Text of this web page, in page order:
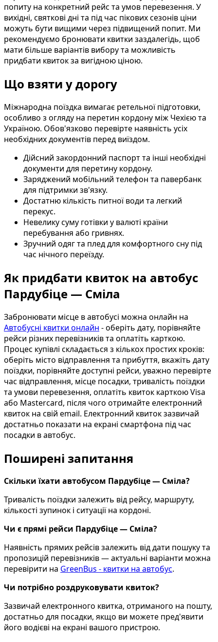
попиту на конкретний рейс та умов перевезення. У
вихідні, святкові дні та під час пікових сезонів ціни
можуть бути вищими через підвищений попит. Ми
рекомендуємо бронювати квитки заздалегідь, щоб
мати більше варіантів вибору та можливість
придбати квиток за вигідною ціною.
Що взяти у дорогу
Міжнародна поїздка вимагає ретельної підготовки,
особливо з огляду на перетин кордону між Чехією та
Україною. Обов'язково перевірте наявність усіх
необхідних документів перед виїздом.
Дійсний закордонний паспорт та інші необхідні
документи для перетину кордону.
Заряджений мобільний телефон та павербанк
для підтримки зв'язку.
Достатню кількість питної води та легкий
перекус.
Невелику суму готівки у валюті країни
перебування або гривнях.
Зручний одяг та плед для комфортного сну під
час нічного переїзду.
Як придбати квиток на автобус
Пардубіце — Сміла
Забронювати місце в автобусі можна онлайн на
Автобусні квитки онлайн - оберіть дату, порівняйте
рейси різних перевізників та оплатіть карткою.
Процес купівлі складається з кількох простих кроків:
оберіть місто відправлення та прибуття, вкажіть дату
поїздки, порівняйте доступні рейси, уважно перевірте
час відправлення, місце посадки, тривалість поїздки
та умови перевезення, оплатіть квиток карткою Visa
або Mastercard, після чого отримайте електронний
квиток на свій email. Електронний квиток зазвичай
достатньо показати на екрані смартфона під час
посадки в автобус.
Поширені запитання
Скільки їхати автобусом Пардубіце — Сміла?
Тривалість поїздки залежить від рейсу, маршруту,
кількості зупинок і ситуації на кордоні.
Чи є прямі рейси Пардубіце — Сміла?
Наявність прямих рейсів залежить від дати пошуку та
пропозицій перевізників — актуальні варіанти можна
перевірити на GreenBus - квитки на автобус.
Чи потрібно роздруковувати квиток?
Зазвичай електронного квитка, отриманого на пошту,
достатньо для посадки, якщо ви можете пред'явити
його водієві на екрані вашого пристрою.